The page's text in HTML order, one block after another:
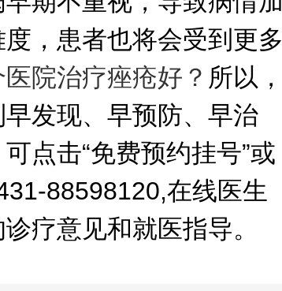
，患者也将会受到更多
院治疗痤疮好？ 所以，
发现、早预防、早治
点击“免费预约挂号”或
88598120,在线医生
疗意见和就医指导。